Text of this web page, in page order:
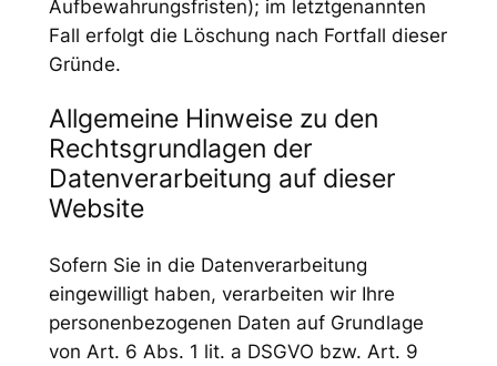
Aufbewahrungsfristen); im letztgenannten
Fall erfolgt die Löschung nach Fortfall dieser
Gründe.
Allgemeine Hinweise zu den
Rechtsgrundlagen der
Datenverarbeitung auf dieser
Website
Sofern Sie in die Datenverarbeitung
eingewilligt haben, verarbeiten wir Ihre
personenbezogenen Daten auf Grundlage
von Art. 6 Abs. 1 lit. a DSGVO bzw. Art. 9